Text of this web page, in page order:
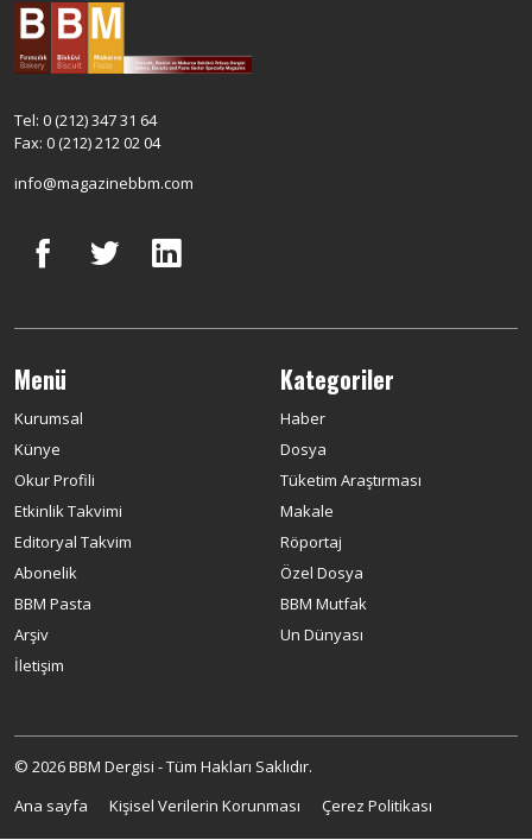
Tel: 0 (212) 347 31 64
Fax: 0 (212) 212 02 04
info@magazinebbm.com
Menü
Kurumsal
Künye
Okur Profili
Etkinlik Takvimi
Editoryal Takvim
Abonelik
BBM Pasta
Arşiv
İletişim
Kategoriler
Haber
Dosya
Tüketim Araştırması
Makale
Röportaj
Özel Dosya
BBM Mutfak
Un Dünyası
© 2026 BBM Dergisi - Tüm Hakları Saklıdır.
Ana sayfa
Kişisel Verilerin Korunması Çerez Politikası